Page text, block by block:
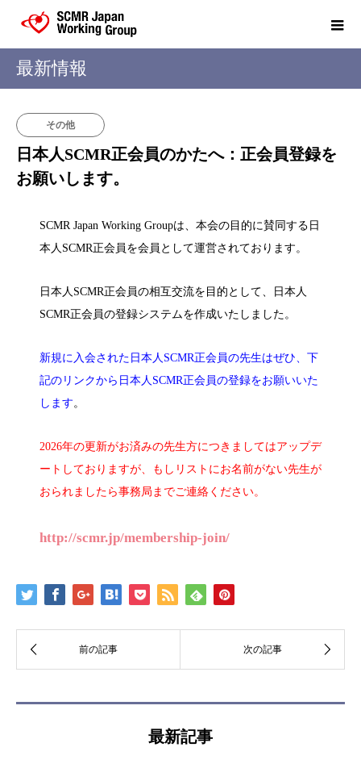
最新情報
その他
日本人SCMR正会員のかたへ：正会員登録を
お願いします。
SCMR Japan Working Groupは、本会の目的に賛同する日
本人SCMR正会員を会員として運営されております。
日本人SCMR正会員の相互交流を目的として、日本人
SCMR正会員の登録システムを作成いたしました。
新規に入会された日本人SCMR正会員の先生はぜひ、下
記のリンクから日本人SCMR正会員の登録をお願いいた
します。
2026年の更新がお済みの先生方につきましてはアップデ
ートしておりますが、もしリストにお名前がない先生が
おられましたら事務局までご連絡ください。
http://scmr.jp/membership-join/
最新記事